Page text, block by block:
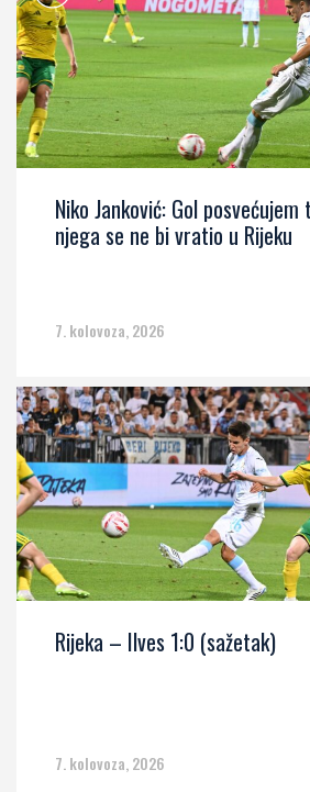
Niko Janković: Gol
njega se ne bi vratio u Rijeku
7. kolovoza, 2026
Rijeka – Ilves 1:0 (sažetak)
7. kolovoza, 2026